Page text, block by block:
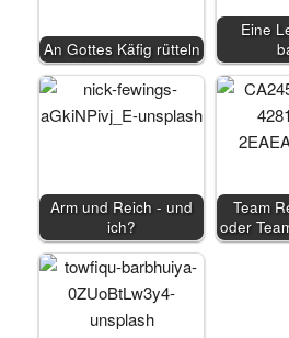
An Gottes Käfig rütteln
Eine
Arm und Reich - und
ich?
Team
oder